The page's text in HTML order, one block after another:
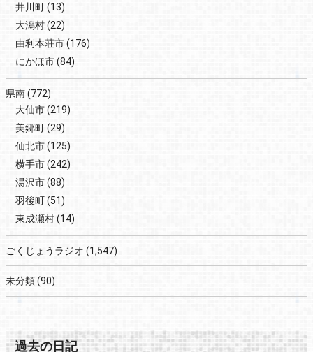
井川町(13)
大潟村(22)
由利本荘市(176)
にかほ市(84)
県南(772)
大仙市(219)
美郷町(29)
仙北市(125)
横手市(242)
湯沢市(88)
羽後町(51)
東成瀬村(14)
ごくじょうラジオ (1,547)
未分類(90)
過去の日記